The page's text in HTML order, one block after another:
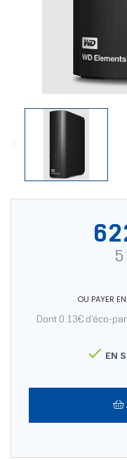
OU PAYER EN
Dont 0.13€ d'éco-
 EN